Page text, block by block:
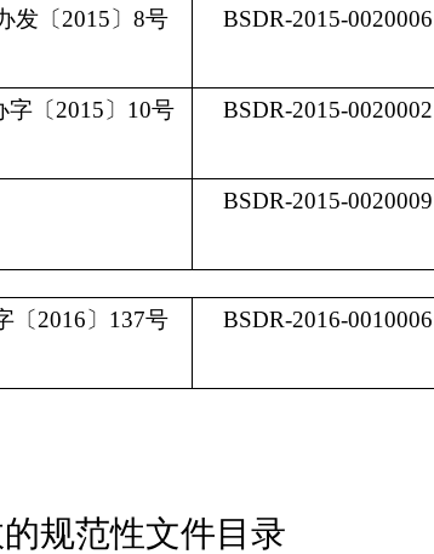
发〔 201 5〕8号 BSDR-2015-0020006
字〔 201 5〕10号 BSDR-2015-0020002
BSDR-2015-0020009
〔 2016〕137号 BSDR-2016-0010006
规范性文件目录